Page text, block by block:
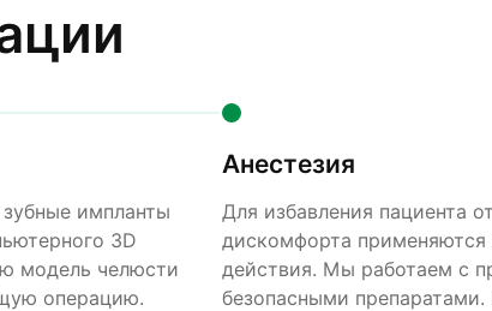
импланты
3D
модель челюсти
операцию.
Анестезия
Для избавления пациента
дискомфорта применяются
действия. Мы работаем с
безопасными препаратами.